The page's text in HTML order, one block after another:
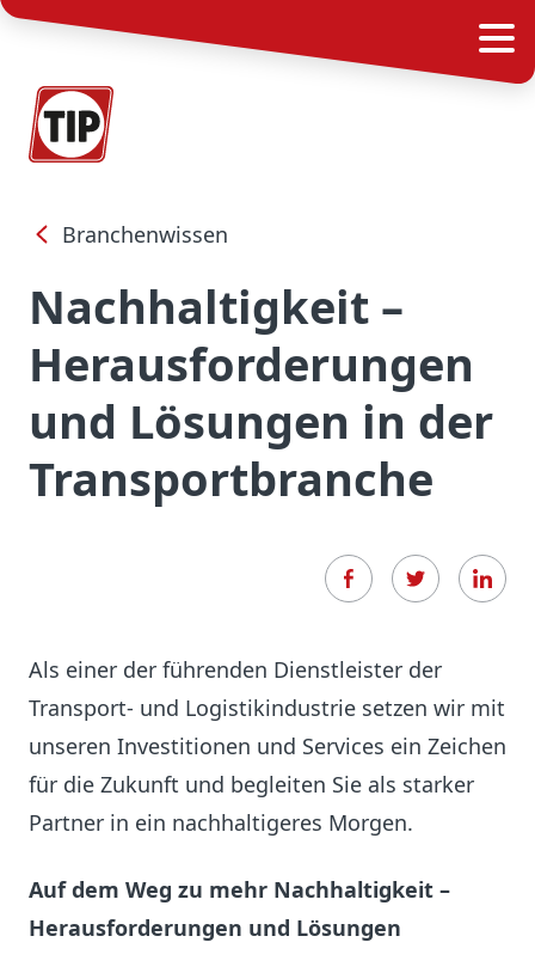
Branchenwissen
Nachhaltigkeit –
Herausforderungen
und Lösungen in der
Transportbranche
Als einer der führenden Dienstleister der
Transport- und Logistikindustrie setzen wir mit
unseren Investitionen und Services ein Zeichen
für die Zukunft und begleiten Sie als starker
Partner in ein nachhaltigeres Morgen.
Auf dem Weg zu mehr Nachhaltigkeit –
Herausforderungen und Lösungen